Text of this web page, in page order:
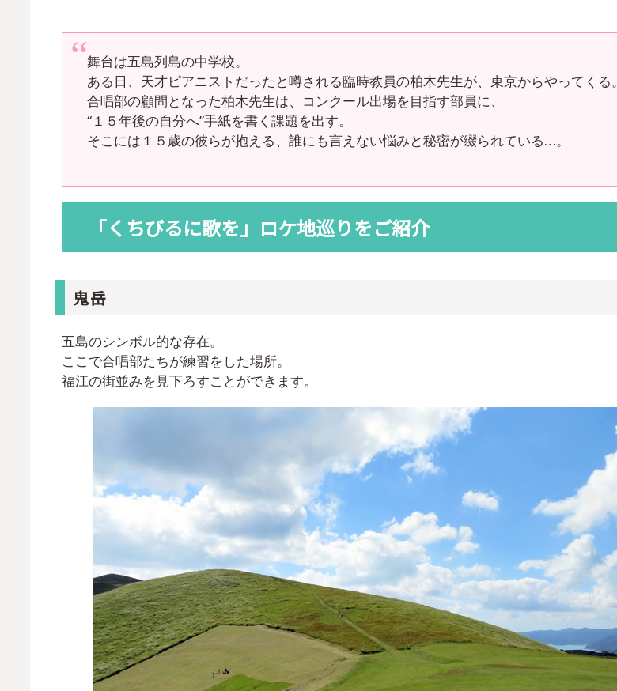
舞台は五島列島の中学校。
ある日、天才ピアニストだったと噂される臨時教員の柏木先生が、東京からやってくる。
合唱部の顧問となった柏木先生は、コンクール出場を目指す部員に、
“１５年後の自分へ”手紙を書く課題を出す。
そこには１５歳の彼らが抱える、誰にも言えない悩みと秘密が綴られている…。
「くちびるに歌を」ロケ地巡りをご紹介
鬼岳
五島のシンボル的な存在。
ここで合唱部たちが練習をした場所。
福江の街並みを見下ろすことができます。